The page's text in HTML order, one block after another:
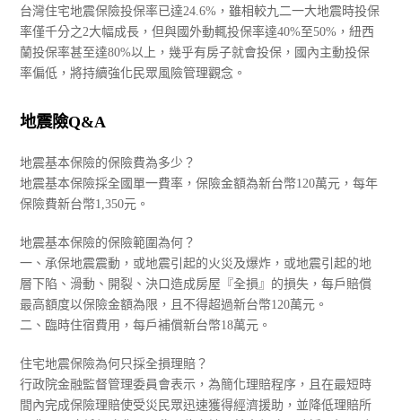
台灣住宅地震保險投保率已達24.6%，雖相較九二一大地震時投保
率僅千分之2大幅成長，但與國外動輒投保率達40%至50%，紐西
蘭投保率甚至達80%以上，幾乎有房子就會投保，國內主動投保
率偏低，將持續強化民眾風險管理觀念。
地震險Q&A
地震基本保險的保險費為多少？
地震基本保險採全國單一費率，保險金額為新台幣120萬元，每年
保險費新台幣1,350元。
地震基本保險的保險範圍為何？
一、承保地震震動，或地震引起的火災及爆炸，或地震引起的地
層下陷、滑動、開裂、決口造成房屋『全損』的損失，每戶賠償
最高額度以保險金額為限，且不得超過新台幣120萬元。
二、臨時住宿費用，每戶補償新台幣18萬元。
住宅地震保險為何只採全損理賠？
行政院金融監督管理委員會表示，為簡化理賠程序，且在最短時
間內完成保險理賠使受災民眾迅速獲得經濟援助，並降低理賠所